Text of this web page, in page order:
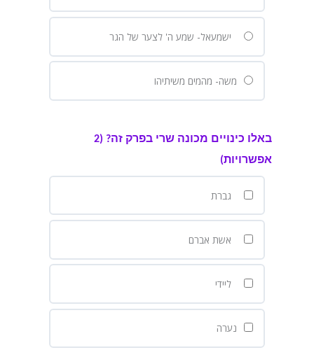
ישמעאל- שמע ה' לצער של הגר
משה- מהמים משיתיהו
באלו כינויים מכונה שרי בפרק זה? (2
אפשרויות)
גברת
אשת אברם
ליידי
נערה